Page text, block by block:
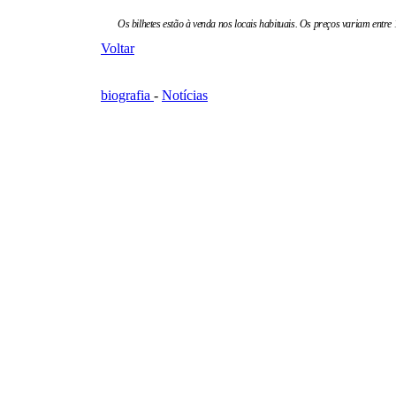
Os bilhetes estão à venda nos locais habituais. Os preços variam entre
Voltar
biografia - Notícias